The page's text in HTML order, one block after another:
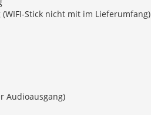
(WIFI-Stick nicht mit im Lieferumfang)
Audioausgang)